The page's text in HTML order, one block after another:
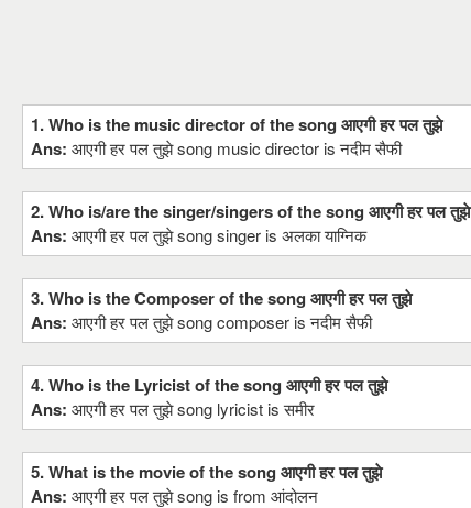
1. Who is the music director of the song आएगी हर पल तुझे
Ans: आएगी हर पल तुझे song music director is नदीम सैफी
2. Who is/are the singer/singers of the song आएगी हर पल तुझे
Ans: आएगी हर पल तुझे song singer is अलका याग्निक
3. Who is the Composer of the song आएगी हर पल तुझे
Ans: आएगी हर पल तुझे song composer is नदीम सैफी
4. Who is the Lyricist of the song आएगी हर पल तुझे
Ans: आएगी हर पल तुझे song lyricist is समीर
5. What is the movie of the song आएगी हर पल तुझे
Ans: आएगी हर पल तुझे song is from आंदोलन